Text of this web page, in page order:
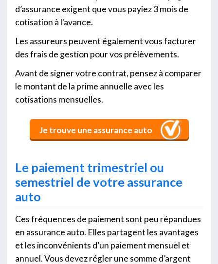
d’assurance exigent que vous payiez 3 mois de
cotisation à l'avance.
Les assureurs peuvent également vous facturer
des frais de gestion pour vos prélèvements.
Avant de signer votre contrat, pensez à comparer
le montant de la prime annuelle avec les
cotisations mensuelles.
Je trouve une assurance auto
Le paiement trimestriel ou
semestriel de votre assurance
auto
Ces fréquences de paiement sont peu répandues
en assurance auto. Elles partagent les avantages
et les inconvénients d’un paiement mensuel et
annuel. Vous devez régler une somme d’argent